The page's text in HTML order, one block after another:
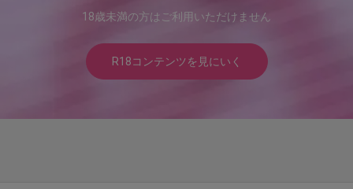
18歳未満の方はご利用いただけません
R18コンテンツを見にいく